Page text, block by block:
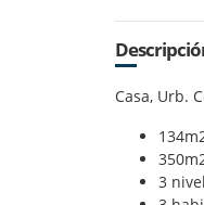
Casa, Urb.
3